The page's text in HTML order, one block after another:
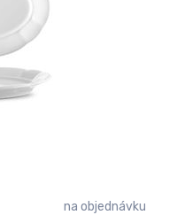
na objednávku